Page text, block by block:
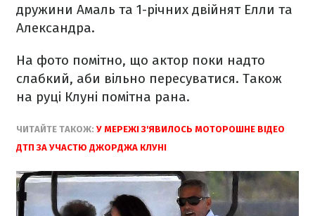
дружини Амаль та 1-річних двійнят Елли та
Александра.
На фото помітно, що актор поки надто
слабкий, аби вільно пересуватися. Також
на руці Клуні помітна рана.
ЧИТАЙТЕ ТАКОЖ: У МЕРЕЖІ З'ЯВИЛОСЬ МОТОРОШНЕ ВІДЕО
ДТП ЗА УЧАСТЮ ДЖОРДЖА КЛУНІ